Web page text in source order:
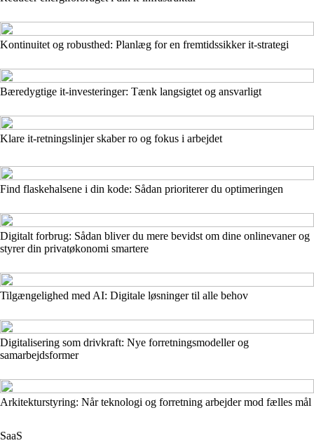
Kontinuitet og robusthed: Planlæg for en fremtidssikker it-strategi
Bæredygtige it-investeringer: Tænk langsigtet og ansvarligt
Klare it-retningslinjer skaber ro og fokus i arbejdet
Find flaskehalsene i din kode: Sådan prioriterer du optimeringen
Digitalt forbrug: Sådan bliver du mere bevidst om dine onlinevaner og
styrer din privatøkonomi smartere
Tilgængelighed med AI: Digitale løsninger til alle behov
Digitalisering som drivkraft: Nye forretningsmodeller og
samarbejdsformer
Arkitekturstyring: Når teknologi og forretning arbejder mod fælles mål
SaaS